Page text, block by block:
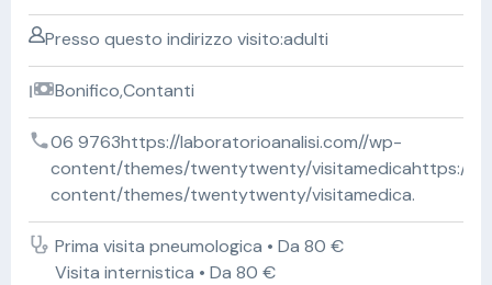
Presso questo indirizzo visito:adulti
Bonifico,Contanti
06 9763https://laboratorioanalisi.com//wp-
content/themes/twentytwenty/visitamedicahttps://
content/themes/twentytwenty/visitamedica.
Prima visita pneumologica • Da 80 €
Visita internistica • Da 80 €